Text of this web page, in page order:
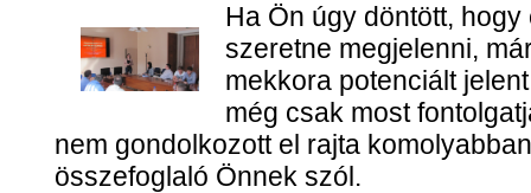
Ha Ön úgy döntött,
szeretne megjelenni,
mekkora potenciált
még csak most
nem gondolkozott el rajta
összefoglaló Önnek szól.